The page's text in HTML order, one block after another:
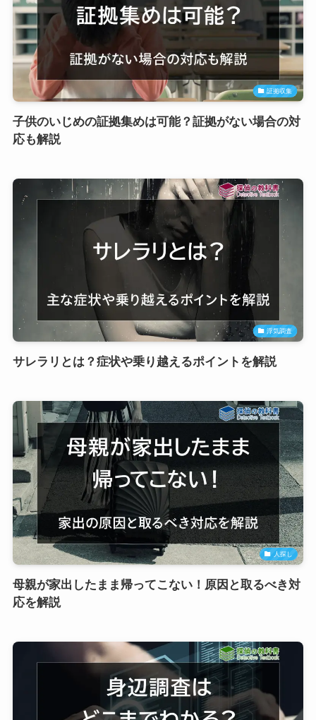
証拠収集
子供のいじめの証拠集めは可能？証拠がない場合の対
応も解説
浮気調査
サレラリとは？症状や乗り越えるポイントを解説
人探し
母親が家出したまま帰ってこない！原因と取るべき対
応を解説